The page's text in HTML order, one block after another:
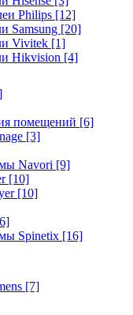
Philips [12]
Samsung [20]
Vivitek [1]
Hikvision [4]
помещений [6]
[3]
Navori [9]
[10]
[10]
Spinetix [16]
[7]